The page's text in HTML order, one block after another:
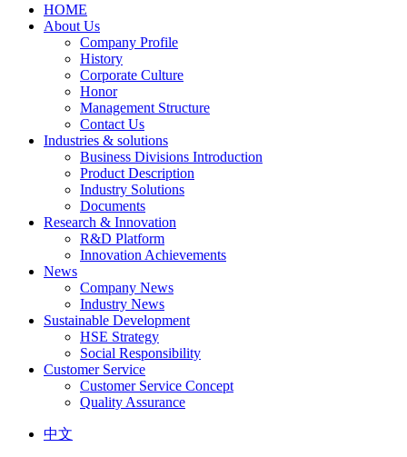
HOME
About Us
Company Profile
History
Corporate Culture
Honor
Management Structure
Contact Us
Industries & solutions
Business Divisions Introduction
Product Description
Industry Solutions
Documents
Research & Innovation
R&D Platform
Innovation Achievements
News
Company News
Industry News
Sustainable Development
HSE Strategy
Social Responsibility
Customer Service
Customer Service Concept
Quality Assurance
中文